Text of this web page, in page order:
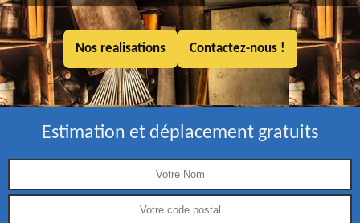
Nos realisations Contactez-nous !
Estimation et déplacement gratuits